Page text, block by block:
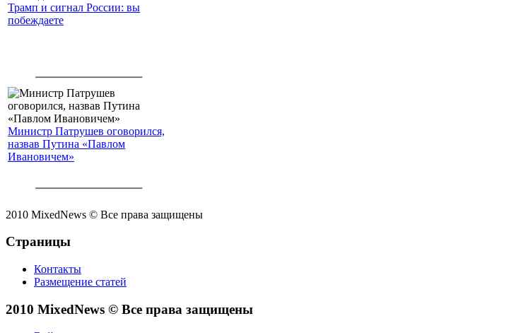
Трамп и сигнал России: вы
побеждаете
Министр Патрушев оговорился,
назвав Путина «Павлом
Ивановичем»
2010 MixedNews © Все права защищены
Страницы
Контакты
Размещение статей
2010 MixedNews © Все права защищены